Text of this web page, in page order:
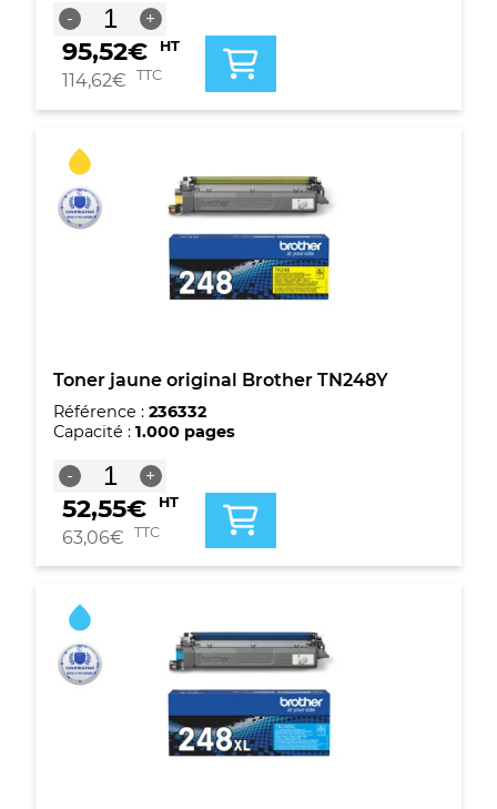
-
quantité
de
Toner
jaune
Brother
+
95,52€ HT
114,62€ TTC
Toner jaune original Brother TN248Y
Référence : 236332
Capacité : 1.000 pages
-
quantité
de
Toner
jaune
original
Brother
+
52,55€ HT
63,06€ TTC